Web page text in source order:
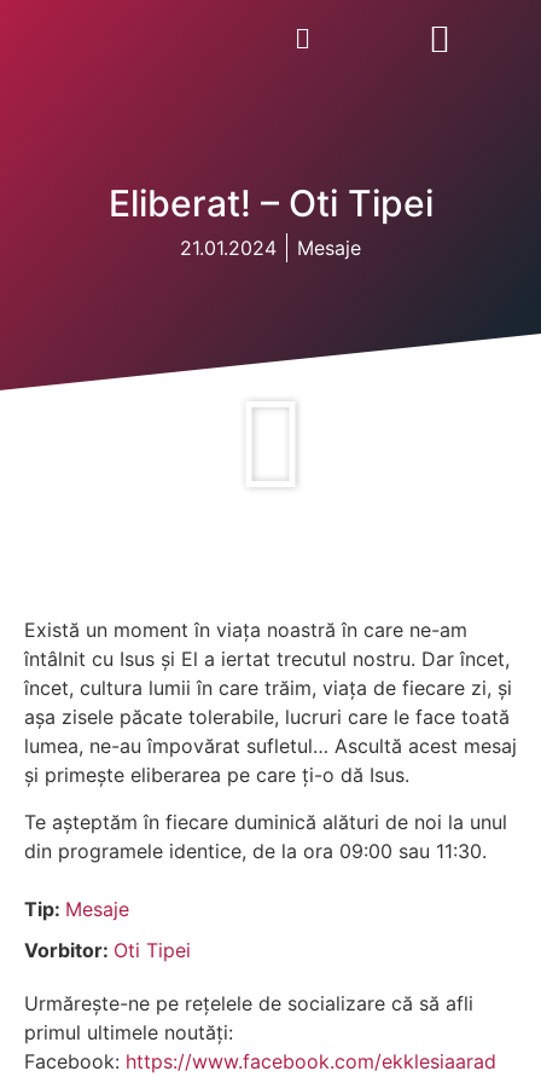
Eliberat! – Oti Tipei
21.01.2024 Mesaje
Există un moment în viața noastră în care ne-am
întâlnit cu Isus și El a iertat trecutul nostru. Dar încet,
încet, cultura lumii în care trăim, viața de fiecare zi, și
așa zisele păcate tolerabile, lucruri care le face toată
lumea, ne-au împovărat sufletul… Ascultă acest mesaj
și primește eliberarea pe care ți-o dă Isus.
Te așteptăm în fiecare duminică alături de noi la unul
din programele identice, de la ora 09:00 sau 11:30.
Tip: Mesaje
Vorbitor: Oti Tipei
Urmărește-ne pe rețelele de socializare că să afli
primul ultimele noutăți:
Facebook: https://www.facebook.com/ekklesiaarad